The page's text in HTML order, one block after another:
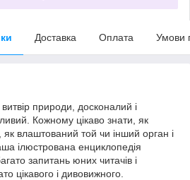
Доставка Оплата Умови
природи, досконалий і
Кожному цікаво знати, як
влаштований той чи інший орган і
ілюстрована енциклопедія
запитань юних читачів і
цікавого і дивовижного.